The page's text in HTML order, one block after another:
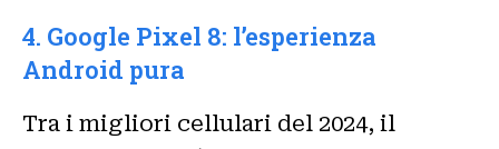
4. Google Pixel 8: l’esperienza
Android pura
Tra i migliori cellulari del 2024, il